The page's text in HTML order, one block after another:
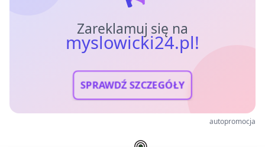
Zareklamuj się na
myslowicki24.pl!
SPRAWDŹ SZCZEGÓŁY
autopromocja